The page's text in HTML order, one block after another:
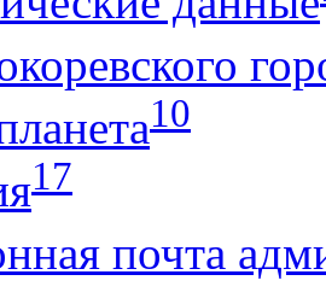
10
17
почта